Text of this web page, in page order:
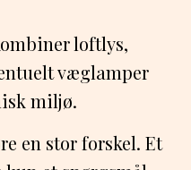
loftlys,
væglamper
miljø.
en stor forskel. Et